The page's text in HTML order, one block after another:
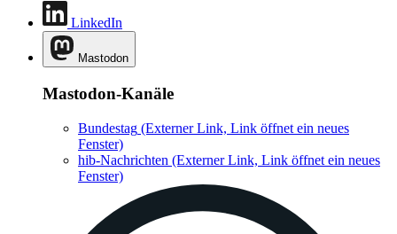
LinkedIn
Mastodon
Mastodon-Kanäle
Bundestag (Externer Link, Link öffnet ein neues
Fenster)
hib-Nachrichten (Externer Link, Link öffnet ein neues
Fenster)